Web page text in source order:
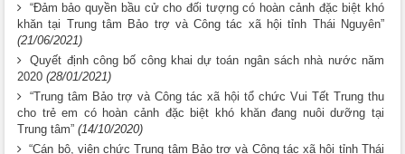
“Đảm bảo quyền bầu cử cho đối tượng có hoàn cảnh đặc biệt khó
khăn tại Trung tâm Bảo trợ và Công tác xã hội tỉnh Thái Nguyên”
(21/06/2021)
Quyết định công bố công khai dự toán ngân sách nhà nước năm
2020 (28/01/2021)
“Trung tâm Bảo trợ và Công tác xã hội tổ chức Vui Tết Trung thu
cho trẻ em có hoàn cảnh đặc biệt khó khăn đang nuôi dưỡng tại
Trung tâm” (14/10/2020)
“Cán bộ, viên chức Trung tâm Bảo trợ và Công tác xã hội tỉnh Thái